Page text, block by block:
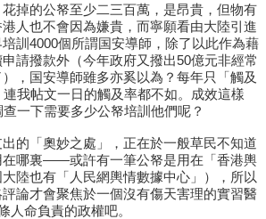
掉的公帑至少二三百萬，是昂貴，但物有
人也不會因為嫌貴，而寧願看由大陸引進
訓4000個所謂国安導師，除了以此作為藉
請撥款外（今年政府又撥出50億元非經常
，国安導師雖多亦奚以為？每年只「觸及
我帖文一日的觸及率都不如。成效這樣
一下需要多少公帑培訓他們呢？
的「奧妙之處」，正在於一般草民不知道
在哪裏——或許有一筆公帑是用在「香港輿
陸也有「人民網輿情數據中心」），所以
論才會聚焦於一個沒有傷天害理的實習醫
人命負責的政權吧。